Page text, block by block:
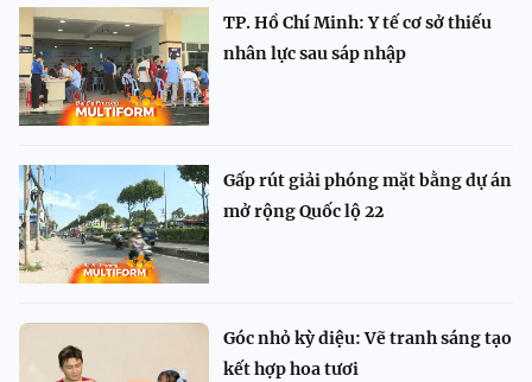
TP. Hồ Chí Minh: Y tế cơ sở thiếu
nhân lực sau sáp nhập
Gấp rút giải phóng mặt bằng dự án
mở rộng Quốc lộ 22
Góc nhỏ kỳ diệu: Vẽ tranh sáng tạo
kết hợp hoa tươi